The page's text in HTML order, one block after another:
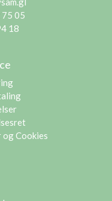
05
18
Cookies